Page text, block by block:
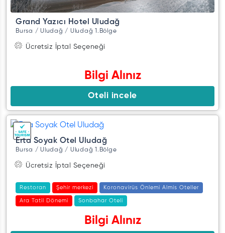
Grand Yazıcı Hotel Uludağ
Bursa / Uludağ / Uludağ 1.Bölge
Ücretsiz İptal Seçeneği
Bilgi Alınız
Oteli incele
Erta Soyak Otel Uludağ
Bursa / Uludağ / Uludağ 1.Bölge
Ücretsiz İptal Seçeneği
Restoran Şehir merkezi Koronavirüs Önlemi Almis Oteller
Ara Tatil Dönemi Sonbahar Oteli
Bilgi Alınız